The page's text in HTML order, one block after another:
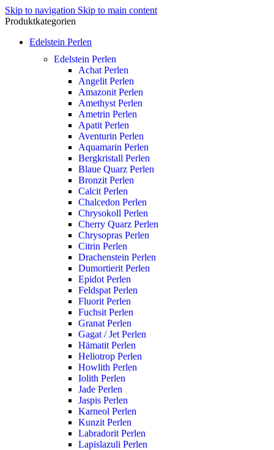
Skip to navigation Skip to main content
Produktkategorien
Edelstein Perlen
Edelstein Perlen
Achat Perlen
Angelit Perlen
Amazonit Perlen
Amethyst Perlen
Ametrin Perlen
Apatit Perlen
Aventurin Perlen
Aquamarin Perlen
Bergkristall Perlen
Blaue Quarz Perlen
Bronzit Perlen
Calcit Perlen
Chalcedon Perlen
Chrysokoll Perlen
Cherry Quarz Perlen
Chrysopras Perlen
Citrin Perlen
Drachenstein Perlen
Dumortierit Perlen
Epidot Perlen
Feldspat Perlen
Fluorit Perlen
Fuchsit Perlen
Granat Perlen
Gagat / Jet Perlen
Hämatit Perlen
Heliotrop Perlen
Howlith Perlen
Iolith Perlen
Jade Perlen
Jaspis Perlen
Karneol Perlen
Kunzit Perlen
Labradorit Perlen
Lapislazuli Perlen